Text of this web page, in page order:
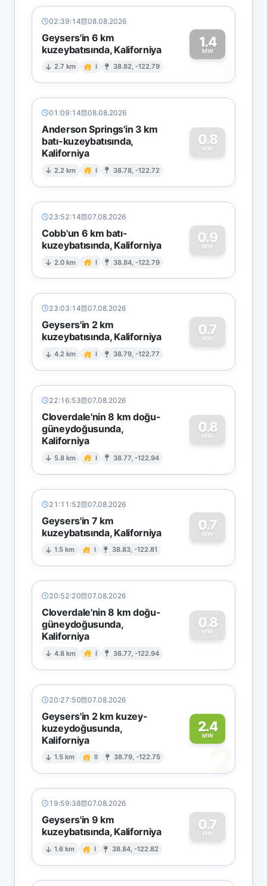
02:39:14 08.08.2026
Geysers'in 6 km
kuzeybatısında, Kaliforniya
2.7 km I 38.82, -122.79
1.4
MW1
01:09:14 08.08.2026
Anderson Springs'in 3 km
batı-kuzeybatısında,
Kaliforniya
2.2 km I 38.78, -122.72
0.8
MW
0
23:52:14 07.08.2026
Cobb'un 6 km batı-
kuzeybatısında, Kaliforniya
2.0 km I 38.84, -122.79
0.9
MW
0
23:03:14 07.08.2026
Geysers'in 2 km
kuzeybatısında, Kaliforniya
4.2 km I 38.79, -122.77
0.7
MW
0
22:16:53 07.08.2026
Cloverdale'nin 8 km doğu-
güneydoğusunda,
Kaliforniya
5.8 km I 38.77, -122.94
0.8
MW
0
21:11:52 07.08.2026
Geysers'in 7 km
kuzeybatısında, Kaliforniya
1.5 km I 38.83, -122.81
0.7
MW
0
20:52:20 07.08.2026
Cloverdale'nin 8 km doğu-
güneydoğusunda,
Kaliforniya
4.8 km I 38.77, -122.94
0.8
MW
0
20:27:50 07.08.2026
Geysers'in 2 km kuzey-
kuzeydoğusunda,
Kaliforniya
1.5 km II 38.79, -122.75
2.4
MW
2
19:59:38 07.08.2026
Geysers'in 9 km
kuzeybatısında, Kaliforniya
1.6 km I 38.84, -122.82
0.7
MW
0